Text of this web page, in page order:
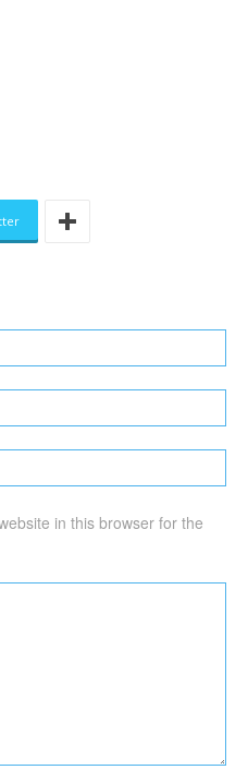
in this browser for the